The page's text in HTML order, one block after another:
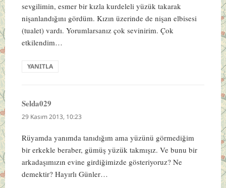
sevgilimin, esmer bir kızla kurdeleli yüzük takarak
nişanlandığını gördüm. Kızın üzerinde de nişan elbisesi
(tualet) vardı. Yorumlarsanız çok sevinirim. Çok
etkilendim…
YANITLA
Selda029
ki:
29 Kasım 2013, 10:23
Rüyamda yanımda tanıdığım ama yüzünü görmediğim
bir erkekle beraber, gümüş yüzük takmışız. Ve bunu bir
arkadaşımızın evine girdiğimizde gösteriyoruz? Ne
demektir? Hayırlı Günler…